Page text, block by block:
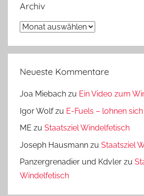
Archiv
Archiv
Neueste Kommentare
Joa Miebach zu Ein Video zum
Igor Wolfzu E-Fuels – lohnen
ME zu Staatsziel Windelfetisch
Joseph Hausmann zu Staatsziel
Panzergrenadier und Kdvler zu
Windelfetisch